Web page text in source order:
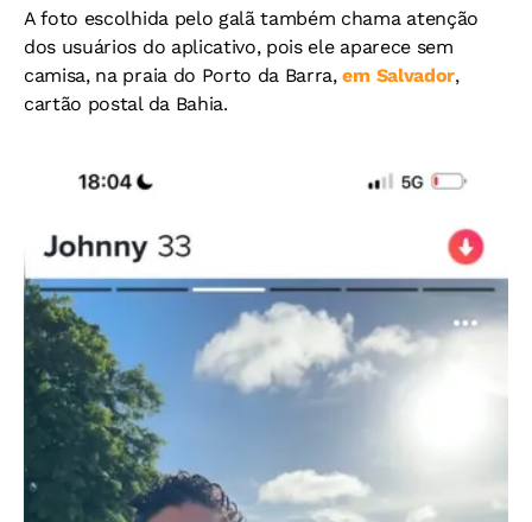
A foto escolhida pelo galã também chama atenção
dos usuários do aplicativo, pois ele aparece sem
camisa, na praia do Porto da Barra,em Salvador,
cartão postal da Bahia.